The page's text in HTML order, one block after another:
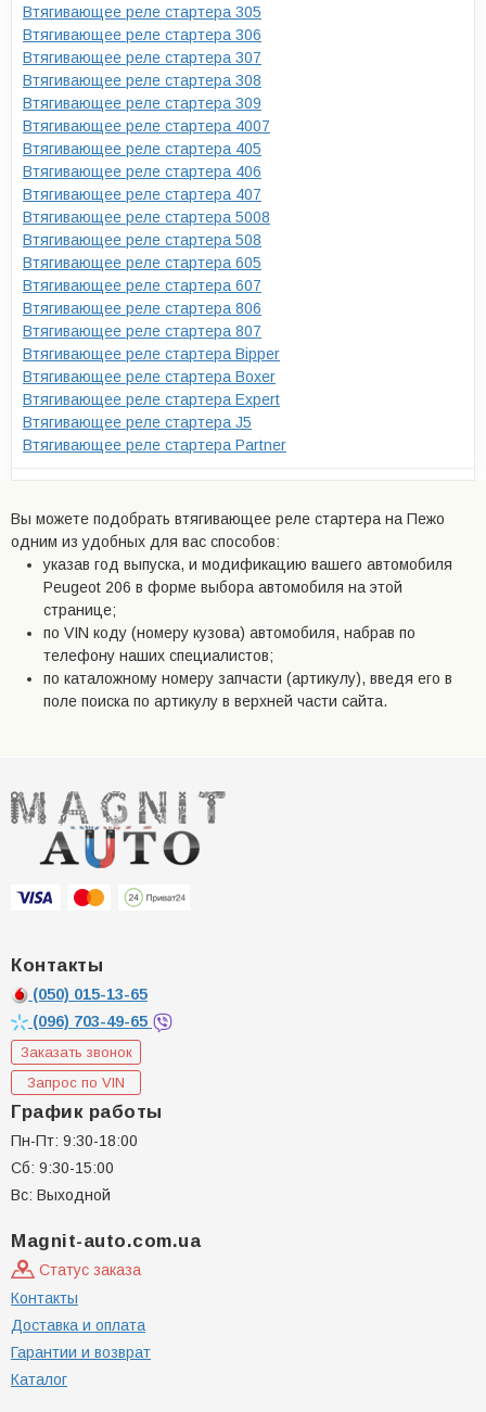
Втягивающее реле стартера 305
Втягивающее реле стартера 306
Втягивающее реле стартера 307
Втягивающее реле стартера 308
Втягивающее реле стартера 309
Втягивающее реле стартера 4007
Втягивающее реле стартера 405
Втягивающее реле стартера 406
Втягивающее реле стартера 407
Втягивающее реле стартера 5008
Втягивающее реле стартера 508
Втягивающее реле стартера 605
Втягивающее реле стартера 607
Втягивающее реле стартера 806
Втягивающее реле стартера 807
Втягивающее реле стартера Bipper
Втягивающее реле стартера Boxer
Втягивающее реле стартера Expert
Втягивающее реле стартера J5
Втягивающее реле стартера Partner
Вы можете подобрать втягивающее реле стартера на Пежо
одним из удобных для вас способов:
указав год выпуска, и модификацию вашего автомобиля
Peugeot 206 в форме выбора автомобиля на этой
странице;
по VIN коду (номеру кузова) автомобиля, набрав по
телефону наших специалистов;
по каталожному номеру запчасти (артикулу), введя его в
поле поиска по артикулу в верхней части сайта.
Контакты
(050) 015-13-65
(096) 703-49-65
Заказать звонок
Запрос по VIN
График работы
Пн-Пт: 9:30-18:00
Сб: 9:30-15:00
Вс: Выходной
Magnit-auto.com.ua
Статус заказа
Контакты
Доставка и оплата
Гарантии и возврат
Каталог